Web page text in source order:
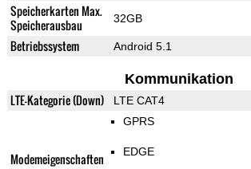
Speicherkarten Max.
Speicherausbau
32GB
Betriebssystem Android 5.1
Kommunikation
LTE-Kategorie (Down) LTE CAT4
Modemeigenschaften
GPRS
EDGE